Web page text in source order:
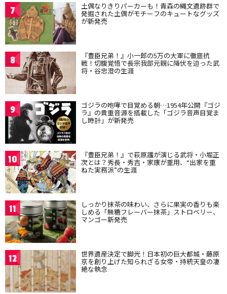
7 土偶なりきりパーカーも！青森の縄文遺跡群で
発掘された土偶がモチーフのキュートなグッズ
が新発売
8 『豊臣兄弟！』小一郎の5万の大軍に徹底抗
戦！切腹覚悟で長宗我部元親に降伏を迫った武
将・谷忠澄の生涯
9 ゴジラの咆哮で目覚める朝…1954年公開『ゴジ
ラ』の貴重音源を搭載した「ゴジラ音声目覚ま
し時計」が新発売
10 『豊臣兄弟！』で萩原護が演じる武将・小堀正
次とは？秀長・秀吉・家康が重用、“出家を重
ねた実務派”の生涯
11 しっかり抹茶の味わい、さらに果実の香りも楽
しめる「無糖フレーバー抹茶」ストロベリー、
マンゴー新発売
12 世界遺産決定で脚光！日本初の巨大都城・藤原
京を創り上げた知られざる女帝・持統天皇の凄
絶な執念